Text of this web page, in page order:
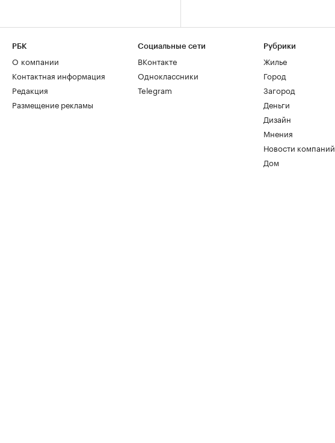
РБК
О компании
Контактная информация
Редакция
Размещение рекламы
Социальные сети
ВКонтакте
Одноклассники
Telegram
Рубрики
Жилье
Город
Загород
Деньги
Дизайн
Мнения
Новости компаний
Дом